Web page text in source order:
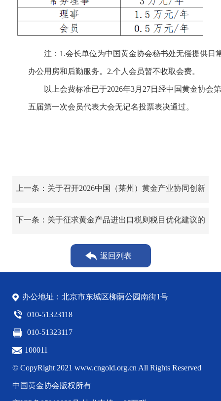
注：1.会长单位为中国黄金协会秘书处无偿提供日
办公用房和后勤服务。2.个人会员暂不收取会费。
以上会费标准已于2026年3月27日经中国黄金协会第
五届第一次会员代表大会无记名投票表决通过。
上一条：关于召开2026中国（莱州）黄金产业协同创新
下一条：关于征求黄金产品进出口税则税目优化建议的
返回列表
办公地址：北京市东城区柳荫公园南街1号
010-51323118
010-51323117
100011
© CopyRight 2021 www.cngold.org.cn All Rights Reserved
中国黄金协会版权所有